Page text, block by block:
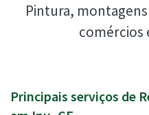
Pintura,
comércios
Principais serviços de